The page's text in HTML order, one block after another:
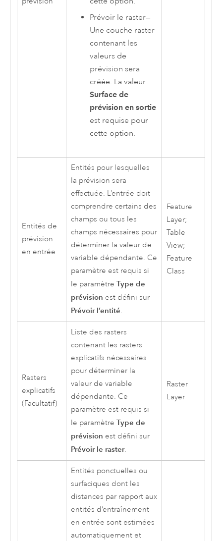
Prévoir le raster—
Une couche raster
contenant les
valeurs de
prévision sera
créée. La valeur
Surface de
prévision en sortie
est requise pour
cette option.
Entités de
prévision
en entrée
Entités pour lesquelles
la prévision sera
effectuée. L’entrée doit
comprendre certains des
champs ou tous les
champs nécessaires pour
déterminer la valeur de
variable dépendante. Ce
paramètre est requis si
le paramètre Type de
prévision est défini sur
Prévoir l’entité.
Feature
Layer;
Table
View;
Feature
Class
Rasters
explicatifs
(Facultatif)
Liste des rasters
contenant les rasters
explicatifs nécessaires
pour déterminer la
valeur de variable
dépendante. Ce
paramètre est requis si
le paramètre Type de
prévision est défini sur
Prévoir le raster.
Raster
Layer
Entités ponctuelles ou
surfaciques dont les
distances par rapport aux
entités d’entraînement
en entrée sont estimées
automatiquement et